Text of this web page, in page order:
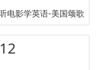
电影学英语-美国颂歌